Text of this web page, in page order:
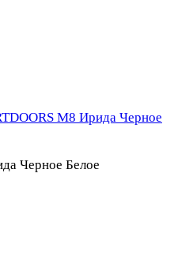
M8 Ирида Черное
Черное Белое